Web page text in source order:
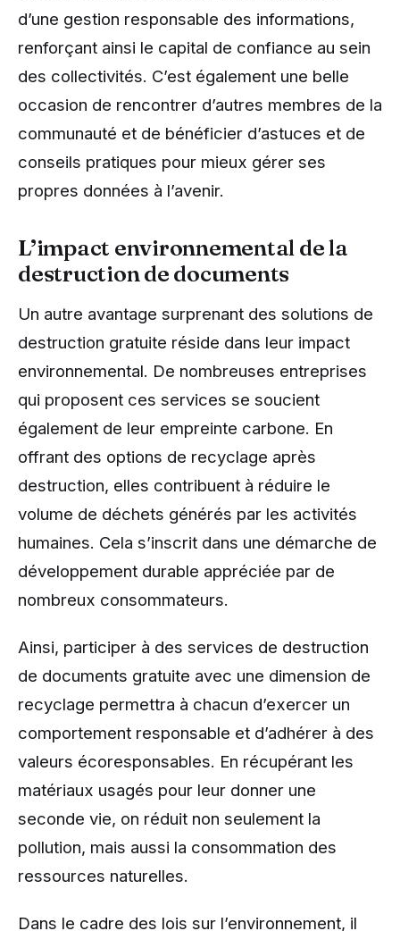
d’une gestion responsable des informations,
renforçant ainsi le capital de confiance au sein
des collectivités. C’est également une belle
occasion de rencontrer d’autres membres de la
communauté et de bénéficier d’astuces et de
conseils pratiques pour mieux gérer ses
propres données à l’avenir.
L’impact environnemental de la
destruction de documents
Un autre avantage surprenant des solutions de
destruction gratuite réside dans leur impact
environnemental. De nombreuses entreprises
qui proposent ces services se soucient
également de leur empreinte carbone. En
offrant des options de recyclage après
destruction, elles contribuent à réduire le
volume de déchets générés par les activités
humaines. Cela s’inscrit dans une démarche de
développement durable appréciée par de
nombreux consommateurs.
Ainsi, participer à des services de destruction
de documents gratuite avec une dimension de
recyclage permettra à chacun d’exercer un
comportement responsable et d’adhérer à des
valeurs écoresponsables. En récupérant les
matériaux usagés pour leur donner une
seconde vie, on réduit non seulement la
pollution, mais aussi la consommation des
ressources naturelles.
Dans le cadre des lois sur l’environnement, il